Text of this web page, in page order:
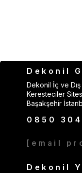
Dekonil
Dekonil İç ve
Keresteciler
Başakşehir
0850
[email
Dekonil